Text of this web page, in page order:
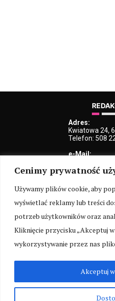
Cenimy prywatność
Używamy plików cookie, aby
wyświetlać reklamy lub treści
potrzeb użytkowników oraz
Kliknięcie przycisku „Akceptuj
wykorzystywanie przez nas
Akceptuj
Adres:
Kwiatowa 24,
Telefon: 508
e-Mail:
Redakcja Polityka
SOCIAL